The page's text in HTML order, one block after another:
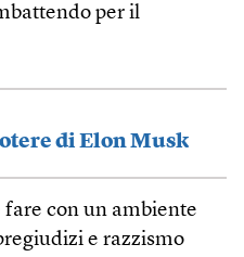
per il
di Elon Musk
con un ambiente
e razzismo